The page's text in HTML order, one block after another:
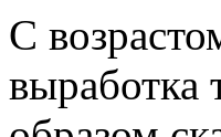
С
выработка